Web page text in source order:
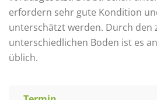
erfordern sehr gute Kondition
unterschätzt werden. Durch den
unterschiedlichen Boden ist es
üblich.